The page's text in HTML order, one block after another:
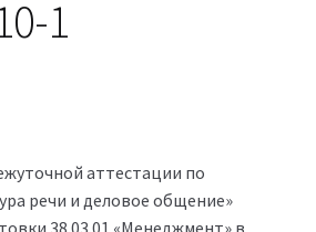
1
аттестации по
речи и деловое общение»
38.03.01 «Менеджмент» в